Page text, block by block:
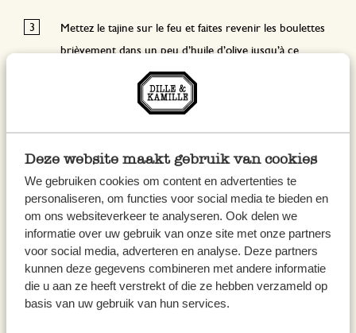
Deze website maakt gebruik van cookies
We gebruiken cookies om content en advertenties te
personaliseren, om functies voor social media te bieden en
om ons websiteverkeer te analyseren. Ook delen we
informatie over uw gebruik van onze site met onze partners
voor social media, adverteren en analyse. Deze partners
kunnen deze gegevens combineren met andere informatie
die u aan ze heeft verstrekt of die ze hebben verzameld op
basis van uw gebruik van hun services.
Mettez le tajine sur le feu et faites revenir les boulettes
brièvement dans un peu d’huile d’olive jusqu’à ce
qu’elles aient une belle croûte.
Ajoutez l’ail et l’oignon émincés ainsi que les morceaux
de carottes et les pois chiches. Poursuivez brièvement
la cuisson.
Ajoutez les cubes de tomates et le bouillon et ensuite la
2ème cuillère à café de ras el hanout, la 2ème cuillère à
café de garam masala, la poudre de paprika, le piment de
Cayenne et les graines de carvi. Mélangez bien de
manière à bien enrober le tout.